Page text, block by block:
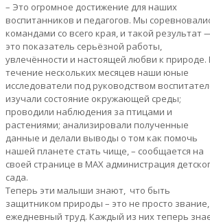
– Это огромное достижение для наших
воспитанников и педагогов. Мы
командами со всего края, и такой результат
это показатель серьёзной работы,
увлечённости и настоящей любви к природе.
течение нескольких месяцев наши юные
исследователи под руководством
изучали состояние окружающей среды;
проводили наблюдения за птицами и
растениями; анализировали полученные
данные и делали выводы о том как помочь
нашей планете стать чище, – сообщается на
своей странице в МАХ администрация
сада.
Теперь эти малыши знают, что быть
защитником природы – это не просто
ежедневный труд. Каждый из них теперь